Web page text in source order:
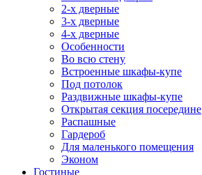
2-х дверные
3-х дверные
4-х дверные
Особенности
Во всю стену
Встроенные шкафы-купе
Под потолок
Раздвижные шкафы-купе
Открытая секция посередине
Распашные
Гардероб
Для маленького помещения
Эконом
Гостиные